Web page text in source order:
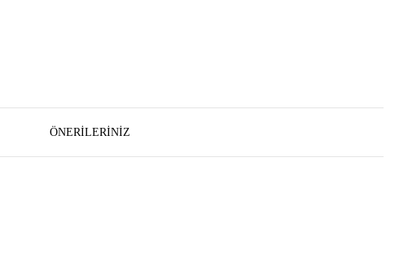
ÖNERILERINIZ